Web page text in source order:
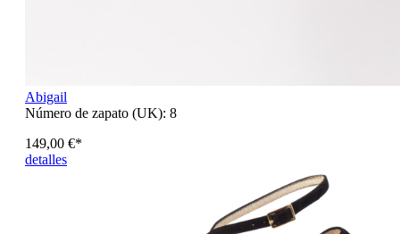
Abigail
Número de zapato (UK): 8
149,00 €*
detalles